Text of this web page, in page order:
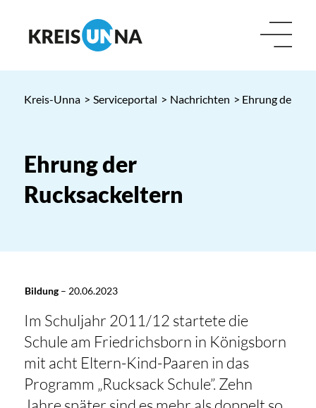
Kreis-Unna > Serviceportal > Nachrichten > Ehrung der
Ehrung der
Rucksackeltern
Bildung– 20.06.2023
Im Schuljahr 2011/12 startete die
Schule am Friedrichsborn in Königsborn
mit acht Eltern-Kind-Paaren in das
Programm „Rucksack Schule”. Zehn